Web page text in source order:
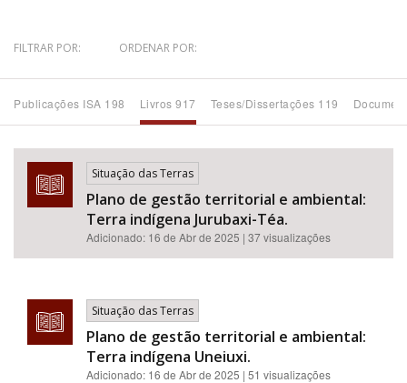
Tema
Subtema
Área de Levantamento
Área Protegida
FILTRAR POR: ORDENAR POR:
Publicações ISA 198 Livros 917 Teses/Dissertações 119
Situação das Terras
Plano de gestão territorial e ambiental:
Terra indígena Jurubaxi-Téa.
Adicionado: 16 de Abr de 2025 | 37 visualizações
Situação das Terras
Plano de gestão territorial e ambiental:
Terra indígena Uneiuxi.
Adicionado: 16 de Abr de 2025 | 51 visualizações